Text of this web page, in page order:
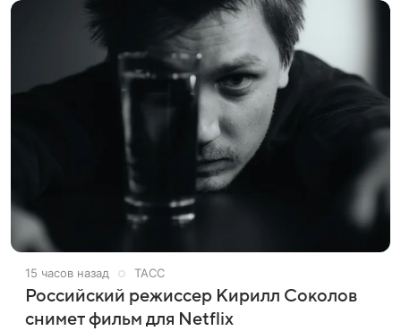
15 часов назад ТАСС
Российский режиссер Кирилл Соколов
снимет фильм для Netflix